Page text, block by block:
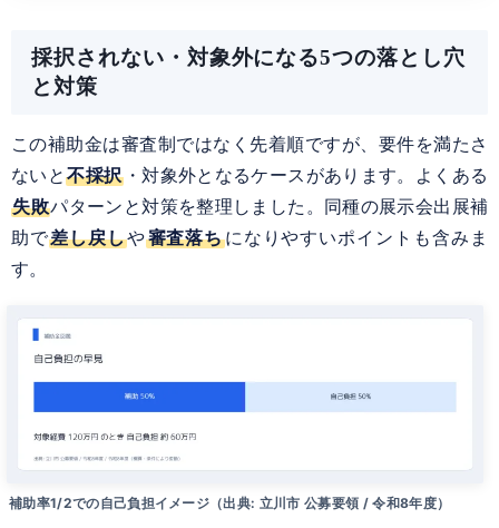
採択されない・対象外になる5つの落とし穴
と対策
この補助金は審査制ではなく先着順ですが、要件を満たさ
ないと不採択・対象外となるケースがあります。よくある
失敗パターンと対策を整理しました。同種の展示会出展補
助で差し戻しや審査落ちになりやすいポイントも含みま
す。
補助率1/2での自己負担イメージ（出典: 立川市 公募要領 / 令和8年度）